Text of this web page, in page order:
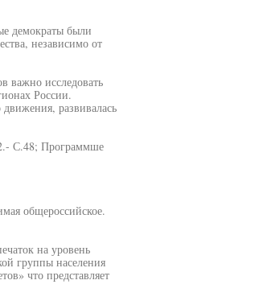
демократы были
независимо от
важно исследовать
России.
движения, развивалась
С.48; Программше
общероссийское.
на уровень
группы населения
что представляет